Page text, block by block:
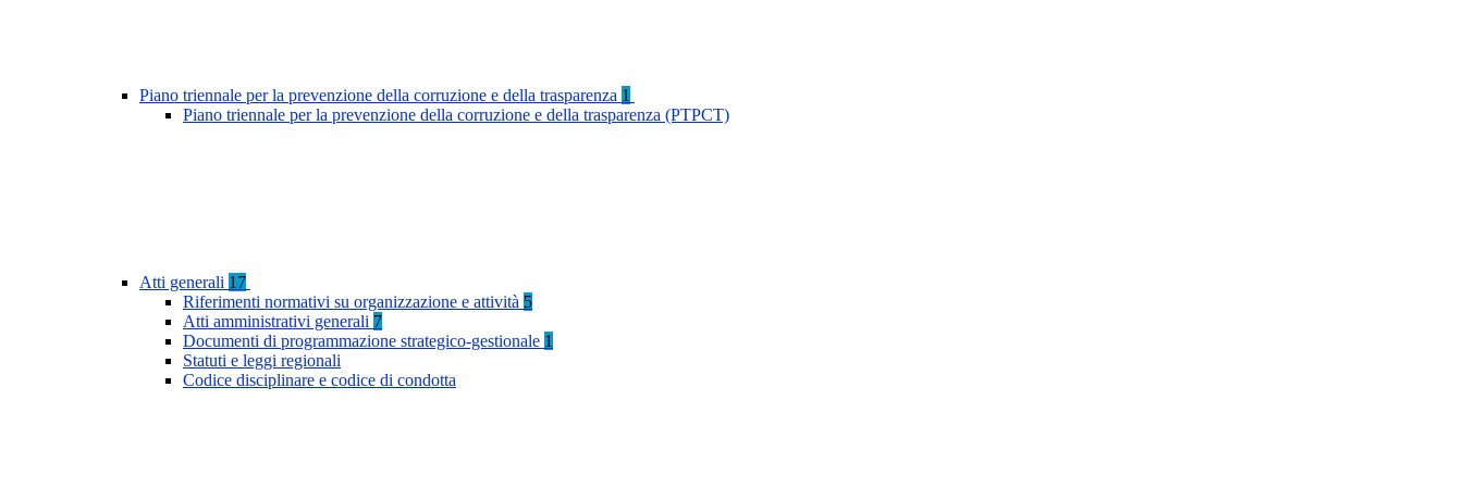
Piano triennale per la prevenzione della corruzione e della trasparenza 1
Piano triennale per la prevenzione della corruzione e della trasparenza (PTPCT)
Atti generali 17
Riferimenti normativi su organizzazione e attività 5
Atti amministrativi generali 7
Documenti di programmazione strategico-gestionale 1
Statuti e leggi regionali
Codice disciplinare e codice di condotta